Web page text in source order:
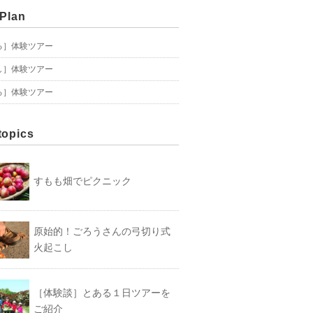
］体験ツアー
］体験ツアー
］体験ツアー
すもも畑でピクニック
原始的！ごろうさんの弓切り式
火起こし
［体験談］とある１日ツアーを
ご紹介